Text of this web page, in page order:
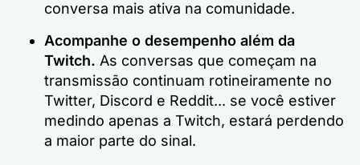
conversa mais ativa na comunidade.
Acompanhe o desempenho além da
Twitch. As conversas que começam na
transmissão continuam rotineiramente no
Twitter, Discord e Reddit... se você estiver
medindo apenas a Twitch, estará perdendo
a maior parte do sinal.